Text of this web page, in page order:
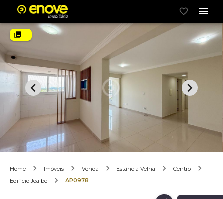
Home Imóveis Venda Estância Velha
Centro
Edifício Joalbe
AP0978